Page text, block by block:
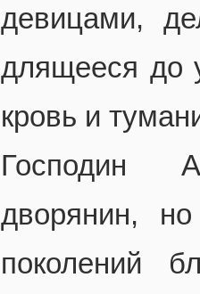
девицами,
длящееся до
кровь и
Господин
дворянин,
поколений